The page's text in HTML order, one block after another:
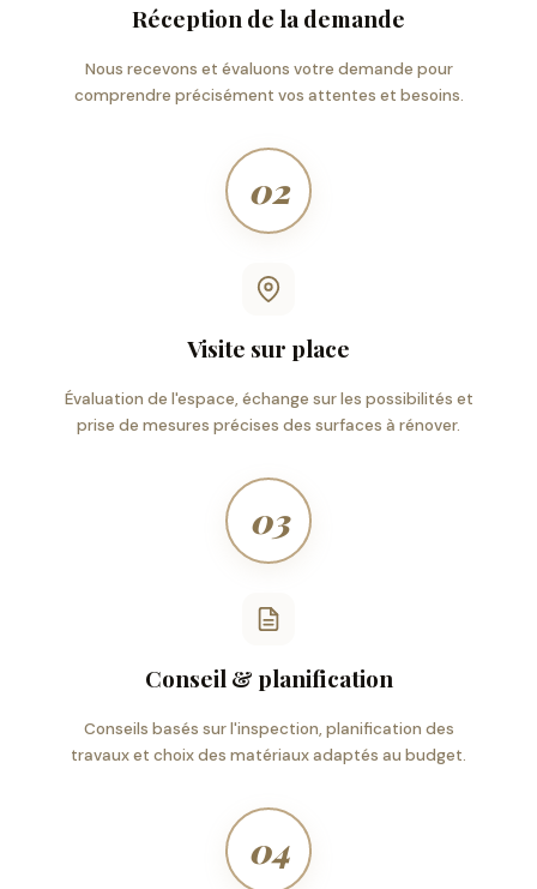
Réception de la demande
Nous recevons et évaluons votre demande pour
comprendre précisément vos attentes et besoins.
02
Visite sur place
Évaluation de l'espace, échange sur les possibilités et
prise de mesures précises des surfaces à rénover.
03
Conseil & planification
Conseils basés sur l'inspection, planification des
travaux et choix des matériaux adaptés au budget.
04